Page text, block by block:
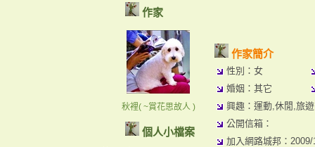
作家
秋裡( ~賞花思故人 )
個人小檔案
作家簡介
性別：女
婚姻：其它
興趣：運動,休閒,旅
公開信箱：
加入網路城邦：